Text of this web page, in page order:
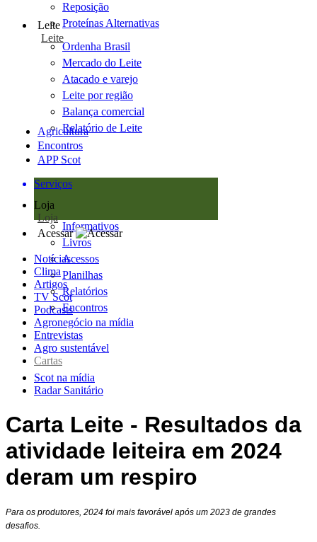
Reposição
Proteínas Alternativas
Leite
Leite
Ordenha Brasil
Mercado do Leite
Atacado e varejo
Leite por região
Balança comercial
Relatório de Leite
Agricultura
Encontros
APP Scot
Serviços
Loja
Loja
Informativos
Livros
Acessos
Planilhas
Relatórios
Encontros
Acessar
Notícias
Clima
Artigos
TV Scot
Podcasts
Agronegócio na mídia
Entrevistas
Agro sustentável
Cartas
Scot na mídia
Radar Sanitário
Carta Leite - Resultados da
atividade leiteira em 2024
deram um respiro
Para os produtores, 2024 foi mais favorável após um 2023 de grandes
desafios.